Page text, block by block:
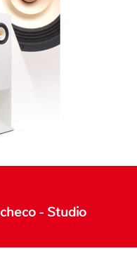
- Studio